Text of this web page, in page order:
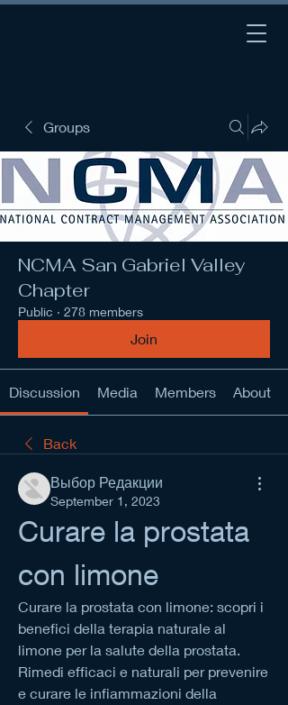
Groups
NCMA San Gabriel Valley
Chapter
Public · 278 members
Join
Discussion Media Members About
Back
Выбор Редакции
September 1, 2023
Curare la prostata
con limone
Curare la prostata con limone: scopri i
benefici della terapia naturale al
limone per la salute della prostata.
Rimedi efficaci e naturali per prevenire
e curare le infiammazioni della